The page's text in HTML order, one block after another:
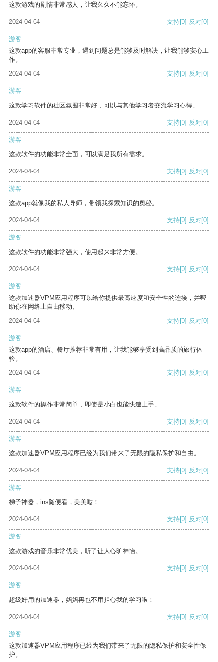
这款游戏的剧情非常感人，让我久久不能忘怀。
2024-04-04 支持[0] 反对[0]
游客
这款app的客服非常专业，遇到问题总是能够及时解决，让我能够安心工
作。
2024-04-04
支持[0] 反对[0]
游客
这款学习软件的社区氛围非常好，可以与其他学习者交流学习心得。
2024-04-04 支持[0] 反对[0]
游客
这款软件的功能非常全面，可以满足我所有需求。
2024-04-04 支持[0] 反对[0]
游客
这款app就像我的私人导师，带领我探索知识的奥秘。
2024-04-04 支持[0] 反对[0]
游客
这款软件的功能非常强大，使用起来非常方便。
2024-04-04 支持[0] 反对[0]
游客
这款加速器VPM应用程序可以给你提供最高速度和安全性的连接，并帮
助你在网络上自由移动。
2024-04-04
支持[0] 反对[0]
游客
这款app的酒店、餐厅推荐非常有用，让我能够享受到高品质的旅行体
验。
2024-04-04
支持[0] 反对[0]
游客
这款软件的操作非常简单，即使是小白也能快速上手。
2024-04-04 支持[0] 反对[0]
游客
这款加速器VPM应用程序已经为我们带来了无限的隐私保护和自由。
2024-04-04 支持[0] 反对[0]
游客
梯子神器，ins随便看，美美哒！
2024-04-04 支持[0] 反对[0]
游客
这款游戏的音乐非常优美，听了让人心旷神怡。
2024-04-04 支持[0] 反对[0]
游客
超级好用的加速器，妈妈再也不用担心我的学习啦！
2024-04-04 支持[0] 反对[0]
游客
这款加速器VPM应用程序已经为我们带来了无限的隐私保护和安全性保
护。